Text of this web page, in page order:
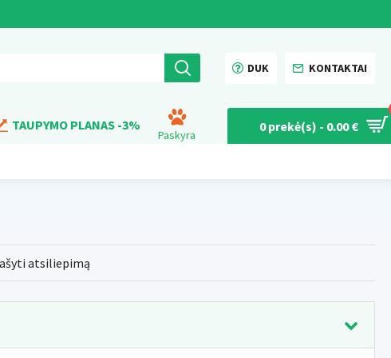
DUK KONTAKTAI
TAUPYMO PLANAS -3%
Paskyra
0 prekė(s) - 0.00 €
atsiliepimą